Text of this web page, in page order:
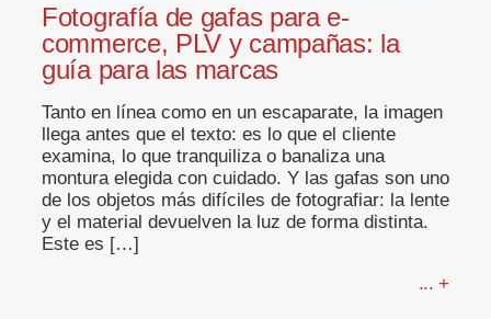
Fotografía de gafas para e-
commerce, PLV y campañas: la
guía para las marcas
Tanto en línea como en un escaparate, la imagen
llega antes que el texto: es lo que el cliente
examina, lo que tranquiliza o banaliza una
montura elegida con cuidado. Y las gafas son uno
de los objetos más difíciles de fotografiar: la lente
y el material devuelven la luz de forma distinta.
Este es […]
... +